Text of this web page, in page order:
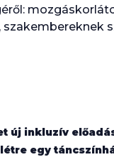
új inkluzív
egy